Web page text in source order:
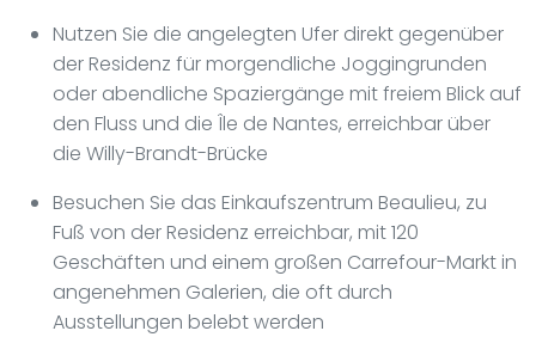
Nutzen Sie die angelegten Ufer direkt gegenüber
der Residenz für morgendliche Joggingrunden
oder abendliche Spaziergänge mit freiem Blick auf
den Fluss und die Île de Nantes, erreichbar über
die Willy-Brandt-Brücke
Besuchen Sie das Einkaufszentrum Beaulieu, zu
Fuß von der Residenz erreichbar, mit 120
Geschäften und einem großen Carrefour-Markt in
angenehmen Galerien, die oft durch
Ausstellungen belebt werden